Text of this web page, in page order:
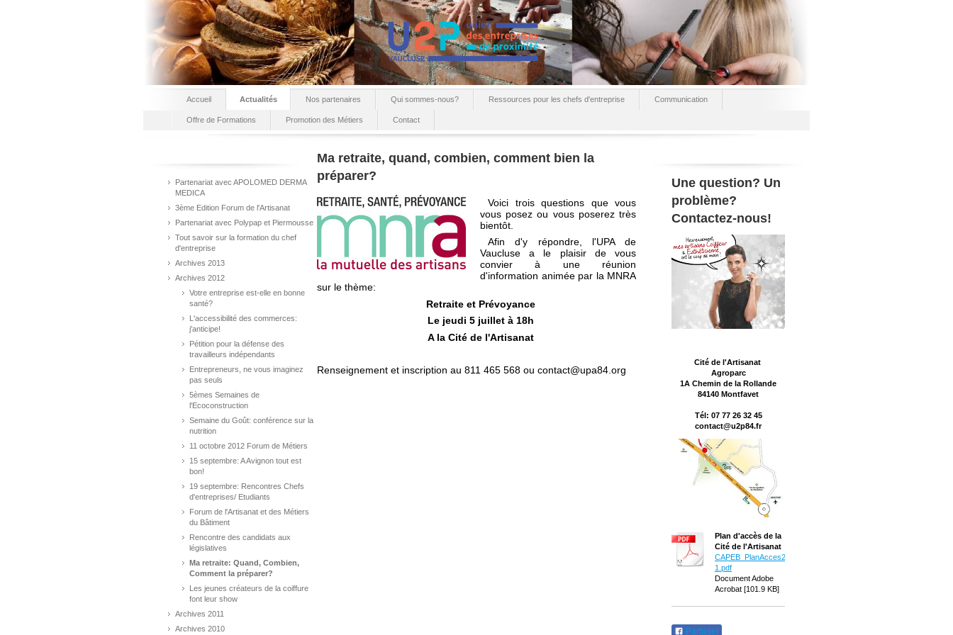
Accueil Actualités Nos partenaires Qui sommes-nous? Ressources pour les chefs d'entreprise Communication
Offre de Formations Promotion des Métiers Contact
Partenariat avec APOLOMED DERMA
MEDICA
3ème Edition Forum de l'Artisanat
Partenariat avec Polypap et Piermousse
Tout savoir sur la formation du chef
d'entreprise
Archives 2013
Archives 2012
Votre entreprise est-elle en bonne
santé?
L'accessibilité des commerces:
j'anticipe!
Pétition pour la défense des
travailleurs indépendants
Entrepreneurs, ne vous imaginez
pas seuls
5èmes Semaines de
l'Ecoconstruction
Semaine du Goût: conférence sur la
nutrition
11 octobre 2012 Forum de Métiers
15 septembre: A Avignon tout est
bon!
19 septembre: Rencontres Chefs
d'entreprises/ Etudiants
Forum de l'Artisanat et des Métiers
du Bâtiment
Rencontre des candidats aux
législatives
Ma retraite: Quand, Combien,
Comment la préparer?
Les jeunes créateurs de la coiffure
font leur show
Archives 2011
Archives 2010
Ma retraite, quand, combien, comment bien la
préparer?
Voici trois questions que vous
vous posez ou vous poserez très
bientôt.
Afin d'y répondre, l'UPA de
Vaucluse a le plaisir de vous
convier à une réunion
d'information animée par la MNRA
sur le thème:
Retraite et Prévoyance
Le jeudi 5 juillet à 18h
A la Cité de l'Artisanat
Renseignement et inscription au 811 465 568 ou contact@upa84.org
Une question? Un
problème?
Contactez-nous!
Cité de l'Artisanat
Agroparc
1A Chemin de la Rollande
84140 Montfavet
Tél: 07 77 26 32 45
contact@u2p84.fr
Plan d'accès de la
Cité de l'Artisanat
CAPEB_PlanAcces2012-
1.pdf
Document Adobe
Acrobat [101.9 KB]
Partager